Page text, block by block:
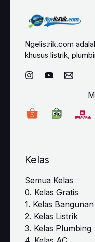
Ngelistrik.com
khusus listrik,
Kelas
Semua Kelas
0. Kelas Gratis
1. Kelas
2. Kelas Listrik
3. Kelas Plumbing